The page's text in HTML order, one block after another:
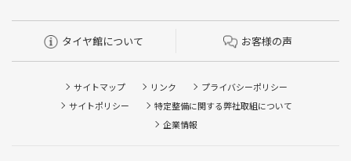
タイヤ館について お客様の声
サイトマップ リンク
プライバシーポリシー
サイトポリシー
特定整備に関する弊社取組について
企業情報